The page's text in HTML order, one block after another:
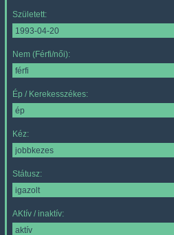
Született:
Nem (Férfi/női):
Ép / Kerekesszékes:
Kéz:
Státusz:
AKtív / inaktív: